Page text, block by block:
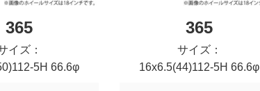
365
イズ：
5H 66.6φ
365
サイズ：
16x6.5(44)112-5H 66.6φ